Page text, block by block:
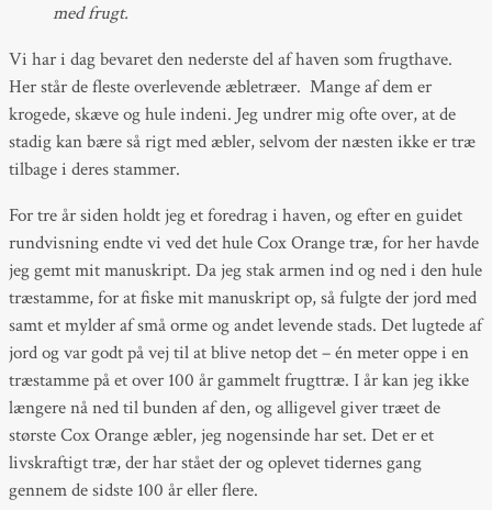
med frugt.
Vi har i dag bevaret den nederste del af haven som frugthave.
Her står de fleste overlevende æbletræer. Mange af dem er
krogede, skæve og hule indeni. Jeg undrer mig ofte over, at de
stadig kan bære så rigt med æbler, selvom der næsten ikke er træ
tilbage i deres stammer.
For tre år siden holdt jeg et foredrag i haven, og efter en guidet
rundvisning endte vi ved det hule Cox Orange træ, for her havde
jeg gemt mit manuskript. Da jeg stak armen ind og ned i den hule
træstamme, for at fiske mit manuskript op, så fulgte der jord med
samt et mylder af små orme og andet levende stads. Det lugtede af
jord og var godt på vej til at blive netop det – én meter oppe i en
træstamme på et over 100 år gammelt frugttræ. I år kan jeg ikke
længere nå ned til bunden af den, og alligevel giver træet de
største Cox Orange æbler, jeg nogensinde har set. Det er et
livskraftigt træ, der har stået der og oplevet tidernes gang
gennem de sidste 100 år eller flere.